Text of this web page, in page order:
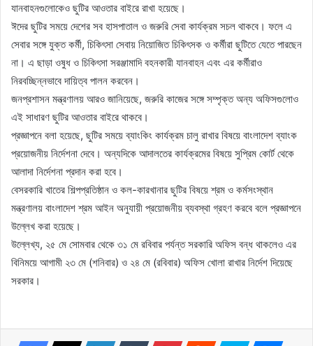
যানবাহনগুলোকেও ছুটির আওতার বাইরে রাখা হয়েছে।
ঈদের ছুটির সময়ে দেশের সব হাসপাতাল ও জরুরি সেবা কার্যক্রম সচল থাকবে। ফলে এ
সেবার সঙ্গে যুক্ত কর্মী, চিকিৎসা সেবায় নিয়োজিত চিকিৎসক ও কর্মীরা ছুটিতে যেতে পারছেন
না। এ ছাড়া ওষুধ ও চিকিৎসা সরঞ্জামাদি বহনকারী যানবাহন এবং এর কর্মীরাও
নিরবচ্ছিন্নভাবে দায়িত্ব পালন করবেন।
জনপ্রশাসন মন্ত্রণালয় আরও জানিয়েছে, জরুরি কাজের সঙ্গে সম্পৃক্ত অন্য অফিসগুলোও
এই সাধারণ ছুটির আওতার বাইরে থাকবে।
প্রজ্ঞাপনে বলা হয়েছে, ছুটির সময়ে ব্যাংকিং কার্যক্রম চালু রাখার বিষয়ে বাংলাদেশ ব্যাংক
প্রয়োজনীয় নির্দেশনা দেবে। অন্যদিকে আদালতের কার্যক্রমের বিষয়ে সুপ্রিম কোর্ট থেকে
আলাদা নির্দেশনা প্রদান করা হবে।
বেসরকারি খাতের শিল্পপ্রতিষ্ঠান ও কল-কারখানার ছুটির বিষয়ে শ্রম ও কর্মসংস্থান
মন্ত্রণালয় বাংলাদেশ শ্রম আইন অনুযায়ী প্রয়োজনীয় ব্যবস্থা গ্রহণ করবে বলে প্রজ্ঞাপনে
উল্লেখ করা হয়েছে।
উল্লেখ্য, ২৫ মে সোমবার থেকে ৩১ মে রবিবার পর্যন্ত সরকারি অফিস বন্ধ থাকলেও এর
বিনিময়ে আগামী ২৩ মে (শনিবার) ও ২৪ মে (রবিবার) অফিস খোলা রাখার নির্দেশ দিয়েছে
সরকার।